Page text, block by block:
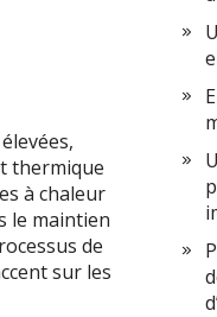
thermique
à chaleur
le maintien
de
sur les